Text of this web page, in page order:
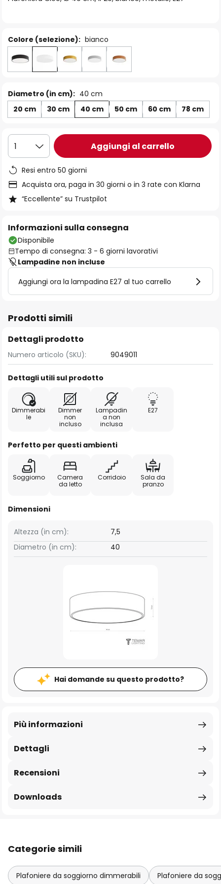
Colore (selezione): bianco
Diametro (in cm): 40 cm
20 cm
30 cm 40 cm 50 cm 60 cm 78 cm
1 Aggiungi al carrello
Resi entro 50 giorni
Acquista ora, paga in 30 giorni o in 3 rate con Klarna
“Eccellente” su Trustpilot
Informazioni sulla consegna
Disponibile
Tempo di consegna: 3 - 6 giorni lavorativi
Lampadine non incluse
Aggiungi ora la lampadina E27 al tuo carrello
Prodotti simili
Dettagli prodotto
Numero articolo (SKU): 9049011
Dettagli utili sul prodotto
Dimmerabi
le
Dimmer
non
incluso
Lampadin
a non
inclusa
E27
Perfetto per questi ambienti
Soggiorno
Camera
da letto
Corridoio
Sala da
pranzo
Dimensioni
Altezza (in cm):
7,5
Diametro (in cm):
40
Hai domande su questo prodotto?
Dettagli
Più informazioni
Recensioni
Downloads
Categorie simili
Plafoniere da soggiorno dimmerabili Plafoniere da